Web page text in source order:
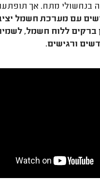
בנחשולי מתח. אך
עם מערכת חשמל
ברקים ללוח חשמל,
ורגישים.